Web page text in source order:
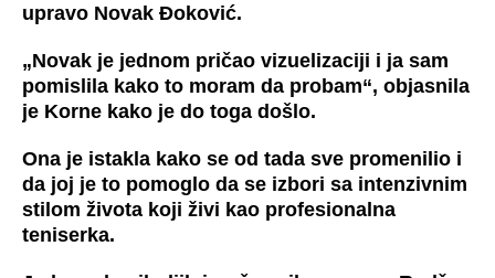
upravo Novak Đoković.
„Novak je jednom pričao vizuelizaciji i ja sam
pomislila kako to moram da probam“, objasnila
je Korne kako je do toga došlo.
Ona je istakla kako se od tada sve promenilio i
da joj je to pomoglo da se izbori sa intenzivnim
stilom života koji živi kao profesionalna
teniserka.